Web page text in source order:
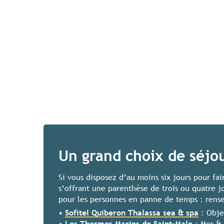
Un grand choix de
Si vous disposez d’au moins six jours pour
s’offrant une parenthèse de trois ou quatre
pour les personnes en panne de temps :
• Sofitel Quiberon Thalassa sea & spa :